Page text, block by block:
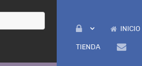
INICIO
TIENDA